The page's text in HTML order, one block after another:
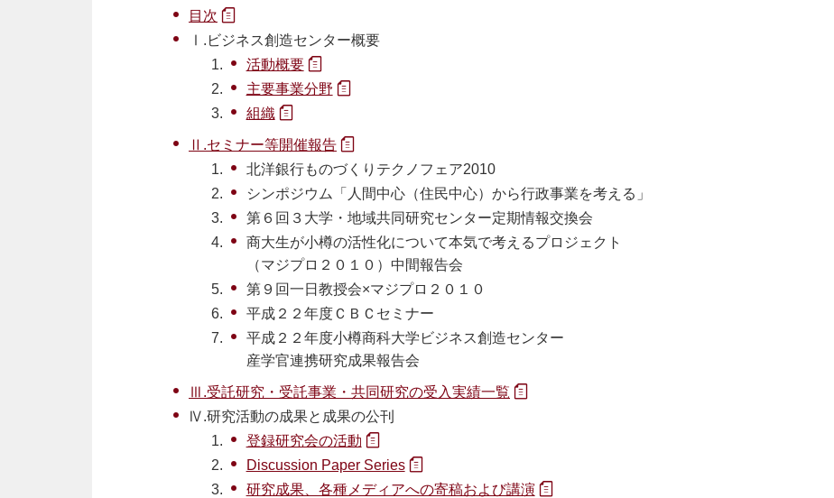
目次
Ⅰ.ビジネス創造センター概要
活動概要
主要事業分野
組織
Ⅱ.セミナー等開催報告
北洋銀行ものづくりテクノフェア2010
シンポジウム「人間中心（住民中心）から行政事業を考える」
第６回３大学・地域共同研究センター定期情報交換会
商大生が小樽の活性化について本気で考えるプロジェクト
（マジプロ２０１０）中間報告会
第９回一日教授会×マジプロ２０１０
平成２２年度ＣＢＣセミナー
平成２２年度小樽商科大学ビジネス創造センター
産学官連携研究成果報告会
Ⅲ.受託研究・受託事業・共同研究の受入実績一覧
Ⅳ.研究活動の成果と成果の公刊
登録研究会の活動
Discussion Paper Series
研究成果、各種メディアへの寄稿および講演